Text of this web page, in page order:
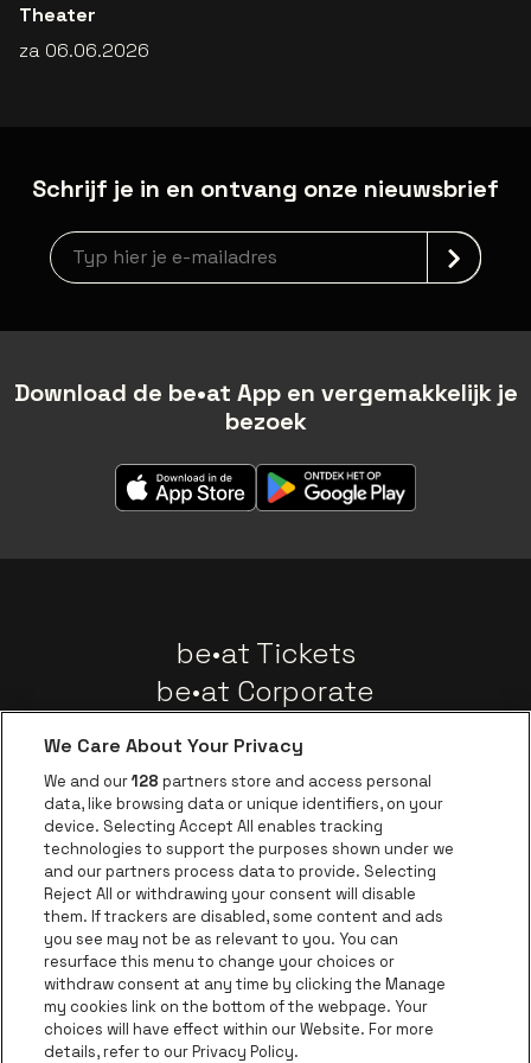
Theater
za 06.06.2026
Schrijf je in en ontvang onze nieuwsbrief
newsLetterLabel
Download de be•at App en vergemakkelijk je
bezoek
be•at Tickets
be•at Corporate
Nieuws
Instagram
Facebook
Threads
TiktokYoutube
Ga naar de website van AFAS Software logo
Ga naar de website van Lotto
Ga naar de
Ga naar de website van Trixxo
Ga naar de
Ga naar de website van Coca-Cola
Ga naar de website van
Ga naar de
We Care About Your Privacy
We and our128 partners store and access personal
data, like browsing data or unique identifiers, on your
device. Selecting Accept All enables tracking
technologies to support the purposes shown under we
and our partners process data to provide. Selecting
Reject All or withdrawing your consent will disable
them. If trackers are disabled, some content and ads
you see may not be as relevant to you. You can
resurface this menu to change your choices or
withdraw consent at any time by clicking the Manage
my cookies link on the bottom of the webpage. Your
choices will have effect within our Website. For more
details, refer to our Privacy Policy.